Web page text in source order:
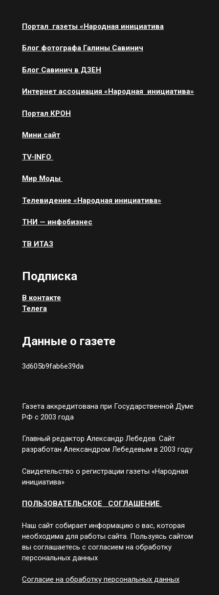
Портал газеты «Народная инициатива
Блог фотографа Галины Савинич
Блог Савинич в ДЗЕН
Интернет ассоциация «Народная инициатива»
Портал КРОН
Мини сайт
ТV-INFO
Мир Моды
Телевидение «Народная инициатива»
ТНИ — инфобизнес
ТВ ИТАЗ
Подписка
В контакте
Телега
Данные о газете
3d605b9fab6e39da
Газета аккредитована при Государственной Думе
РФ с 2003 года
Главный редактор Александр Лебедев. Сайт
разработан Александром Лебедевым в 2003 году
Свидетельство о регистрации газеты «Народная
инициатива»
ПОЛЬЗОВАТЕЛЬСКОЕ СОГЛАШЕНИЕ
Наш сайт собирает информацию о вас, которая
необходима для работы сайта. Пользуясь сайтом
вы соглашаетесь с согласием на обработку
персональных данных
Согласие на обработку персональных данных